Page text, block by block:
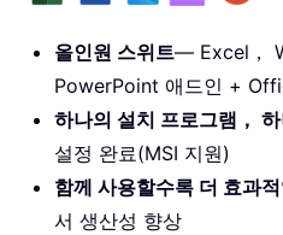
올인원 스위트— Excel，
PowerPoint 애드인 +
하나의 설치 프로그램，
설정 완료(MSI 지원)
함께 사용할수록 더 효과
서 생산성 향상